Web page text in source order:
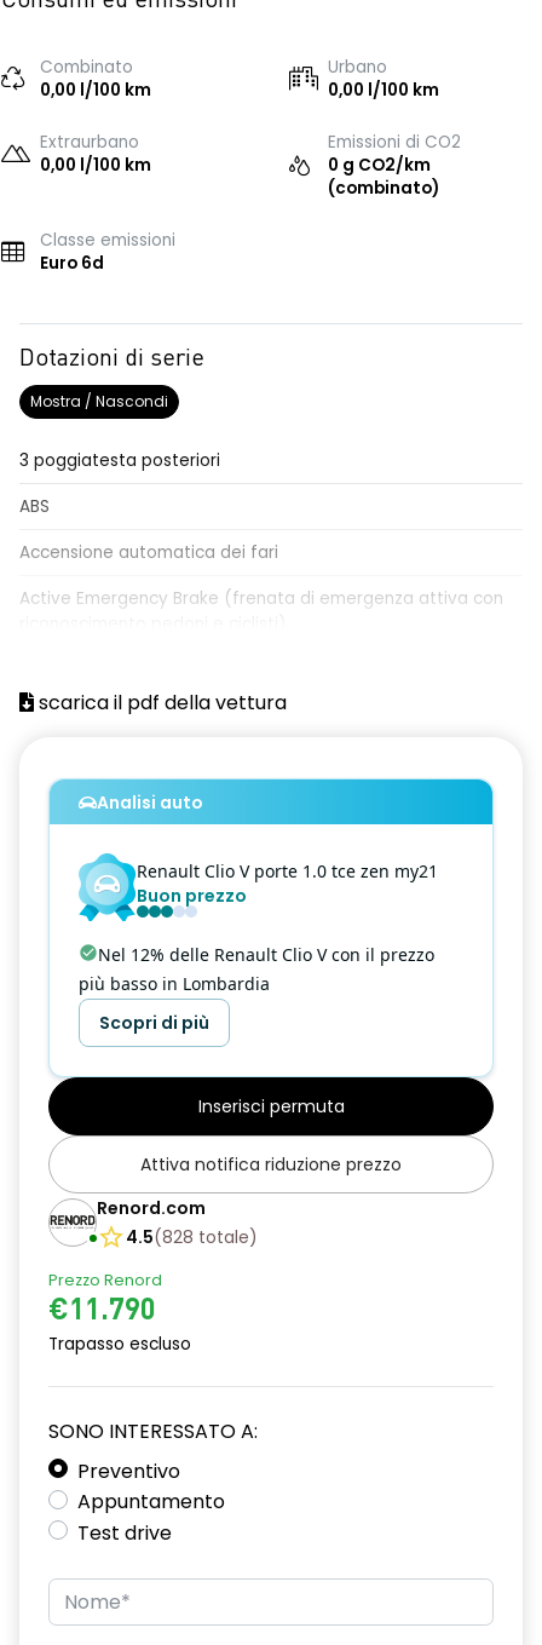
Combinato
0,00 l/100 km
Urbano
0,00 l/100 km
Extraurbano
0,00 l/100 km
Emissioni di CO2
0 g CO2/km
(combinato)
Classe emissioni
Euro 6d
Dotazioni di serie
Mostra / Nascondi
3 poggiatesta posteriori
ABS
Accensione automatica dei fari
Active Emergency Brake (frenata di emergenza attiva con
Airbag frontale passeggero
Airbag laterali a tendina posteriori
Alzacristalli anteriori elettrici impulsionali
Assistenza alla frenata di emergenza
Assistenza alla partenza in salita
Attacchi ISOFIX posteriori più passeggero anteriore
Cerchi Flexwheel da 16'' AMICITIA
Chiamata d'emergenza automatica
Chiusura centralizzata
Climatizzatore Manuale
Cruise Control
Distance Warning (avviso distanza di sicurezza)
Driver Display a colori 4,2''
Inserti cromati volante, base del cambio e aeratori
Kit Riparazione Pneumatici
Lane Departure Warning (avviso superamento linea)
scarica il pdf della vettura
Analisi auto
Renault Clio V porte 1.0 tce zen my21
Buon prezzo
Nel 12% delle Renault Clio V con il prezzo
più basso in Lombardia
Scopri di più
Inserisci permuta
Attiva notifica riduzione prezzo
Renord.com
4.5(828 totale)
Prezzo Renord
€11.790
Trapasso escluso
SONO INTERESSATO A:
Preventivo
Appuntamento
Test drive